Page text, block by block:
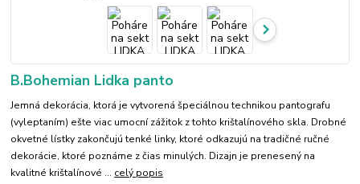
B.Bohemian Lidka panto
Jemná dekorácia, ktorá je vytvorená špeciálnou technikou pantografu
(vyleptaním) ešte viac umocní zážitok z tohto krištalínového skla. Drobné
okvetné lístky zakončujú tenké linky, ktoré odkazujú na tradičné ručné
dekorácie, ktoré poznáme z čias minulých. Dizajn je prenesený na
kvalitné krištalínové ... celý popis